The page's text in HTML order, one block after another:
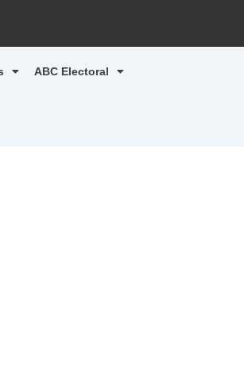
ABC Electoral